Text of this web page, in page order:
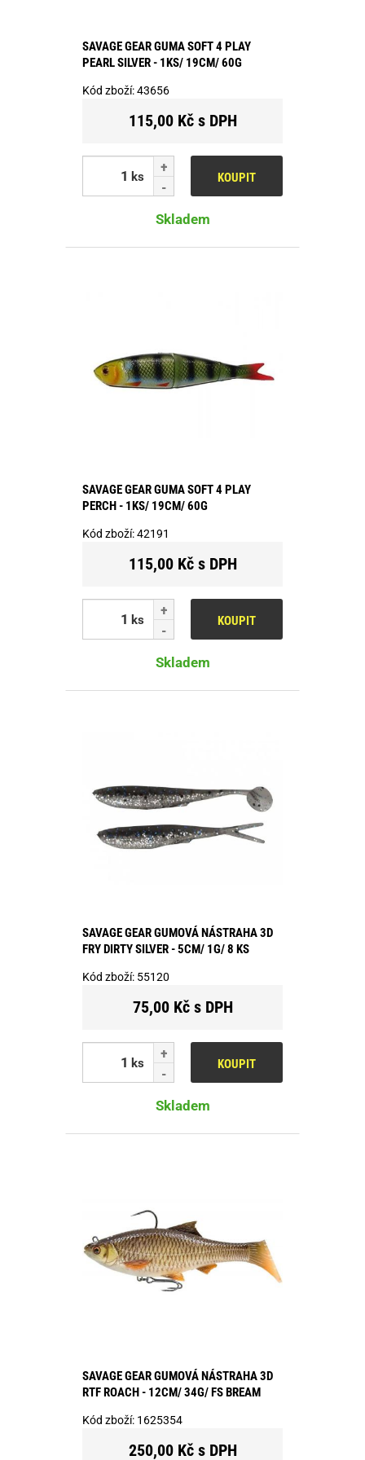
SAVAGE GEAR GUMA SOFT 4 PLAY
PEARL SILVER - 1KS/ 19CM/ 60G
Kód zboží:43656
115,00 Kč s DPH
ks KOUPIT
Skladem
SAVAGE GEAR GUMA SOFT 4 PLAY
PERCH - 1KS/ 19CM/ 60G
Kód zboží:42191
115,00 Kč s DPH
ks KOUPIT
Skladem
SAVAGE GEAR GUMOVÁ NÁSTRAHA 3D
FRY DIRTY SILVER - 5CM/ 1G/ 8 KS
Kód zboží: 55120
75,00 Kč s DPH
ks KOUPIT
Skladem
SAVAGE GEAR GUMOVÁ NÁSTRAHA 3D
RTF ROACH - 12CM/ 34G/ FS BREAM
Kód zboží: 1625354
250,00 Kč s DPH